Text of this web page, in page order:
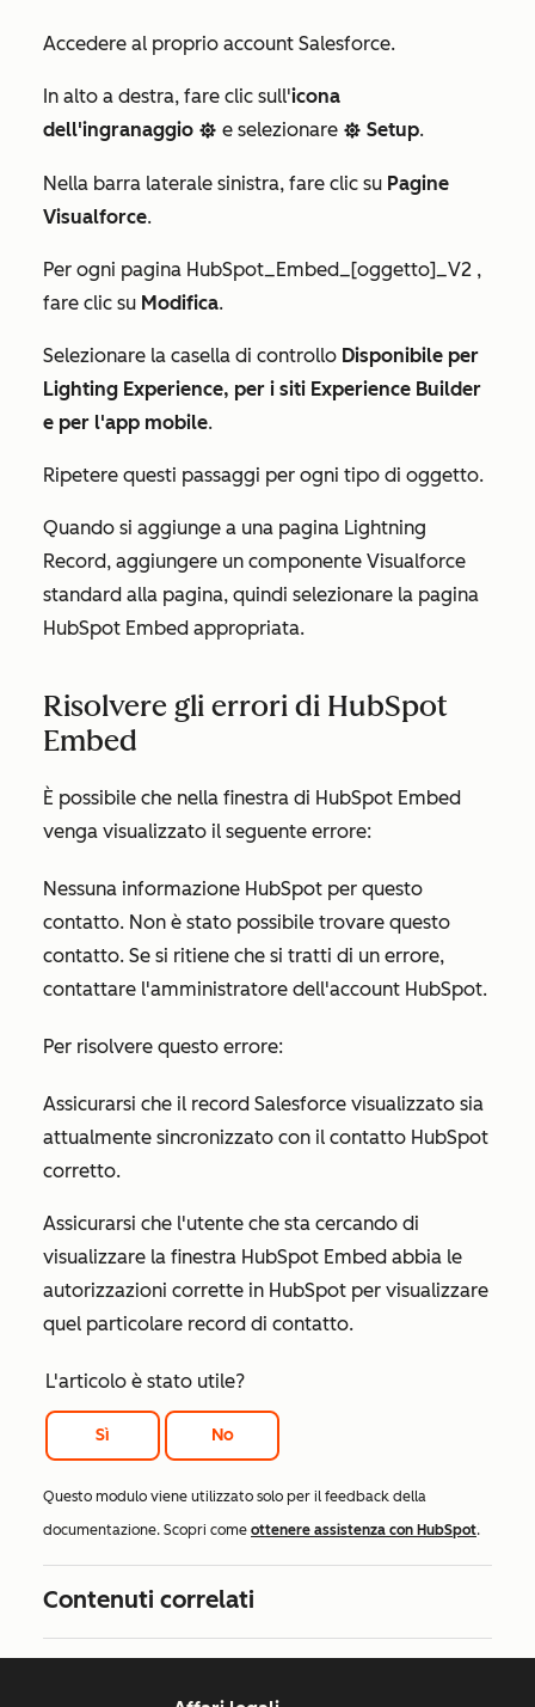
Accedere al proprio account Salesforce.
In alto a destra, fare clic sull'icona
dell'ingranaggio settings e selezionare settings Setup.
Nella barra laterale sinistra, fare clic su Pagine
Visualforce.
Per ogni pagina HubSpot_Embed_[oggetto]_V2 ,
fare clic su Modifica.
Selezionare la casella di controllo Disponibile per
Lighting Experience, per i siti Experience Builder
e per l'app mobile.
Ripetere questi passaggi per ogni tipo di oggetto.
Quando si aggiunge a una pagina Lightning
Record, aggiungere un componente Visualforce
standard alla pagina, quindi selezionare la pagina
HubSpot Embed appropriata.
Risolvere gli errori di HubSpot
Embed
È possibile che nella finestra di HubSpot Embed
venga visualizzato il seguente errore:
Nessuna informazione HubSpot per questo
contatto. Non è stato possibile trovare questo
contatto. Se si ritiene che si tratti di un errore,
contattare l'amministratore dell'account HubSpot.
Per risolvere questo errore:
Assicurarsi che il record Salesforce visualizzato sia
attualmente sincronizzato con il contatto HubSpot
corretto.
Assicurarsi che l'utente che sta cercando di
visualizzare la finestra HubSpot Embed abbia le
autorizzazioni corrette in HubSpot per visualizzare
quel particolare record di contatto.
L'articolo è stato utile?
Sì No
Questo modulo viene utilizzato solo per il feedback della
documentazione. Scopri come ottenere assistenza con HubSpot.
Contenuti correlati